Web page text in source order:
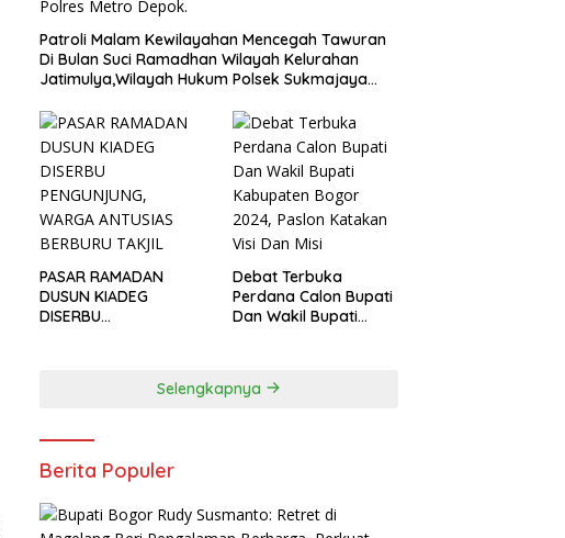
Patroli Malam Kewilayahan Mencegah Tawuran
Di Bulan Suci Ramadhan Wilayah Kelurahan
Jatimulya,Wilayah Hukum Polsek Sukmajaya
PASAR RAMADAN
DUSUN KIADEG
DISERBU
Debat Terbuka
Perdana Calon Bupati
Dan Wakil Bupati
Selengkapnya
Berita Populer